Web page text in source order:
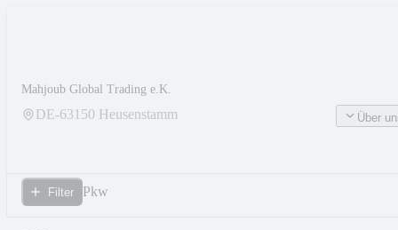
Mahjoub Global Trading e.K.
DE-63150 Heusenstamm Über
Filter Pkw